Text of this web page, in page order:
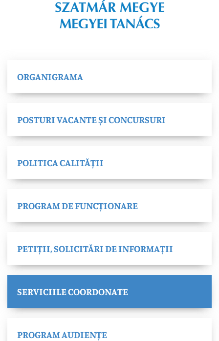
ORGANIGRAMA
POSTURI VACANTE ȘI CONCURSURI
POLITICA CALITĂȚII
PROGRAM DE FUNCȚIONARE
PETIȚII, SOLICITĂRI DE INFORMAȚII
SERVICIILE COORDONATE
PROGRAM AUDIENȚE